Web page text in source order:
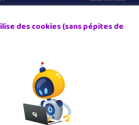
des cookies (sans pépites de